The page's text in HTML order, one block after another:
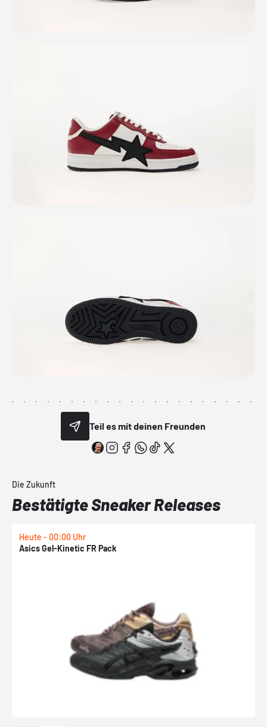
Teil es mit deinen Freunden
Die Zukunft
Bestätigte Sneaker Releases
Heute - 00:00 Uhr
Asics Gel-Kinetic FR Pack